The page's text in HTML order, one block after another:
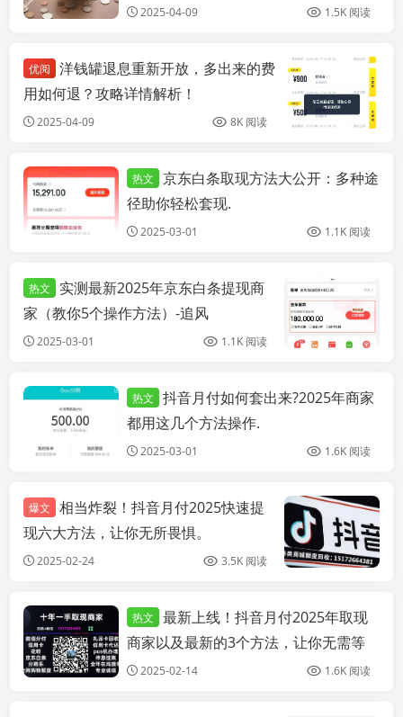
2025-04-09 1.5K 阅读
优阅
洋钱罐退息重新开放，多出来的费
用如何退？攻略详情解析！
2025-04-09 8K 阅读
个人博客
热文
京东白条取现方法大公开：多种途
径助你轻松套现.
2025-03-01 1.1K 阅读
热文
实测最新2025年京东白条提现商
家（教你5个操作方法）-追风
2025-03-01 1.1K 阅读
个人博客
热文
抖音月付如何套出来?2025年商家
都用这几个方法操作.
2025-03-01 1.6K 阅读
爆文
相当炸裂！抖音月付2025快速提
现六大方法，让你无所畏惧。
2025-02-24 3.5K 阅读
个人博客
热文
最新上线！抖音月付2025年取现
商家以及最新的3个方法，让你无需等
待。2025-02-14 1.6K 阅读